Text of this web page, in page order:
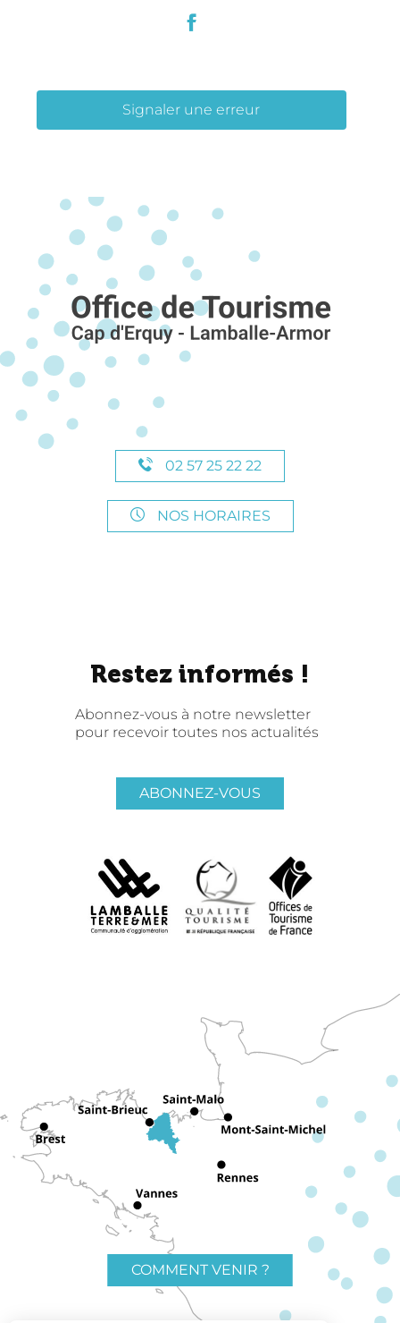
Signaler une erreur
02 57 25 22 22
NOS HORAIRES
Restez informés !
Abonnez-vous à notre newsletter
pour recevoir toutes nos actualités
ABONNEZ-VOUS
COMMENT VENIR ?